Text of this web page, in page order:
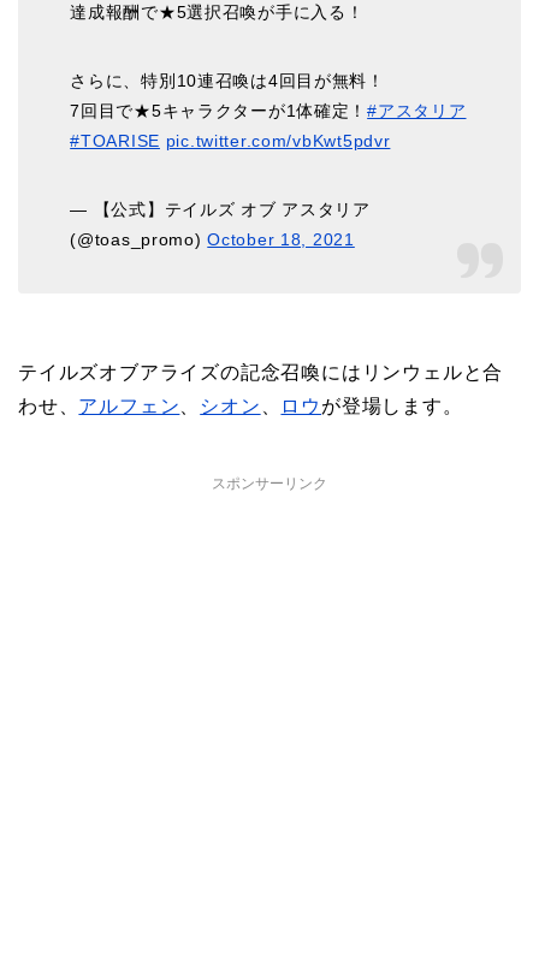
達成報酬で★5選択召喚が手に入る！
さらに、特別10連召喚は4回目が無料！
7回目で★5キャラクターが1体確定！#アスタリア
#TOARISE pic.twitter.com/vbKwt5pdvr
— 【公式】テイルズ オブ アスタリア
(@toas_promo)October 18, 2021
テイルズオブアライズの記念召喚にはリンウェルと合
わせ、 アルフェン シオン ロウ が登場します。
スポンサーリンク